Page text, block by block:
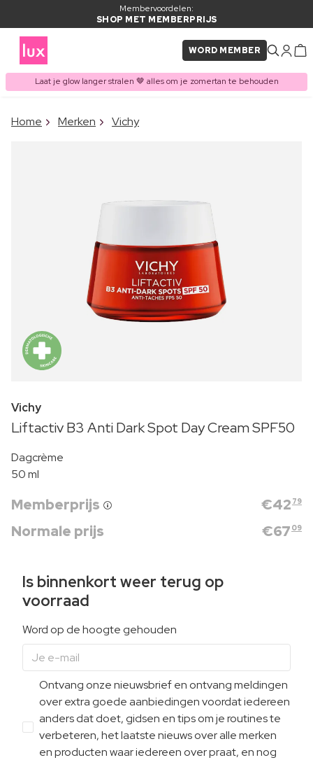
Membervoordelen:
SHOP MET MEMBERPRIJS
WORD MEMBER
Laat je glow langer stralen 🤎 alles om je zomertan te behouden
ITEM TOEGEVOEGD AAN
Vaak samen gekocht met
Home Merken Vichy
Vichy
Liftactiv B3 Anti Dark Spot Day Cream SPF50
Dagcrème
50 ml
Memberprijs €42 79
Normale prijs €67 09
Is binnenkort weer terug op
voorraad
Word op de hoogte gehouden
Ontvang onze nieuwsbrief en ontvang meldingen
over extra goede aanbiedingen voordat iedereen
anders dat doet, gidsen en tips om je routines te
verbeteren, het laatste nieuws over alle merken
en producten waar iedereen over praat, en nog